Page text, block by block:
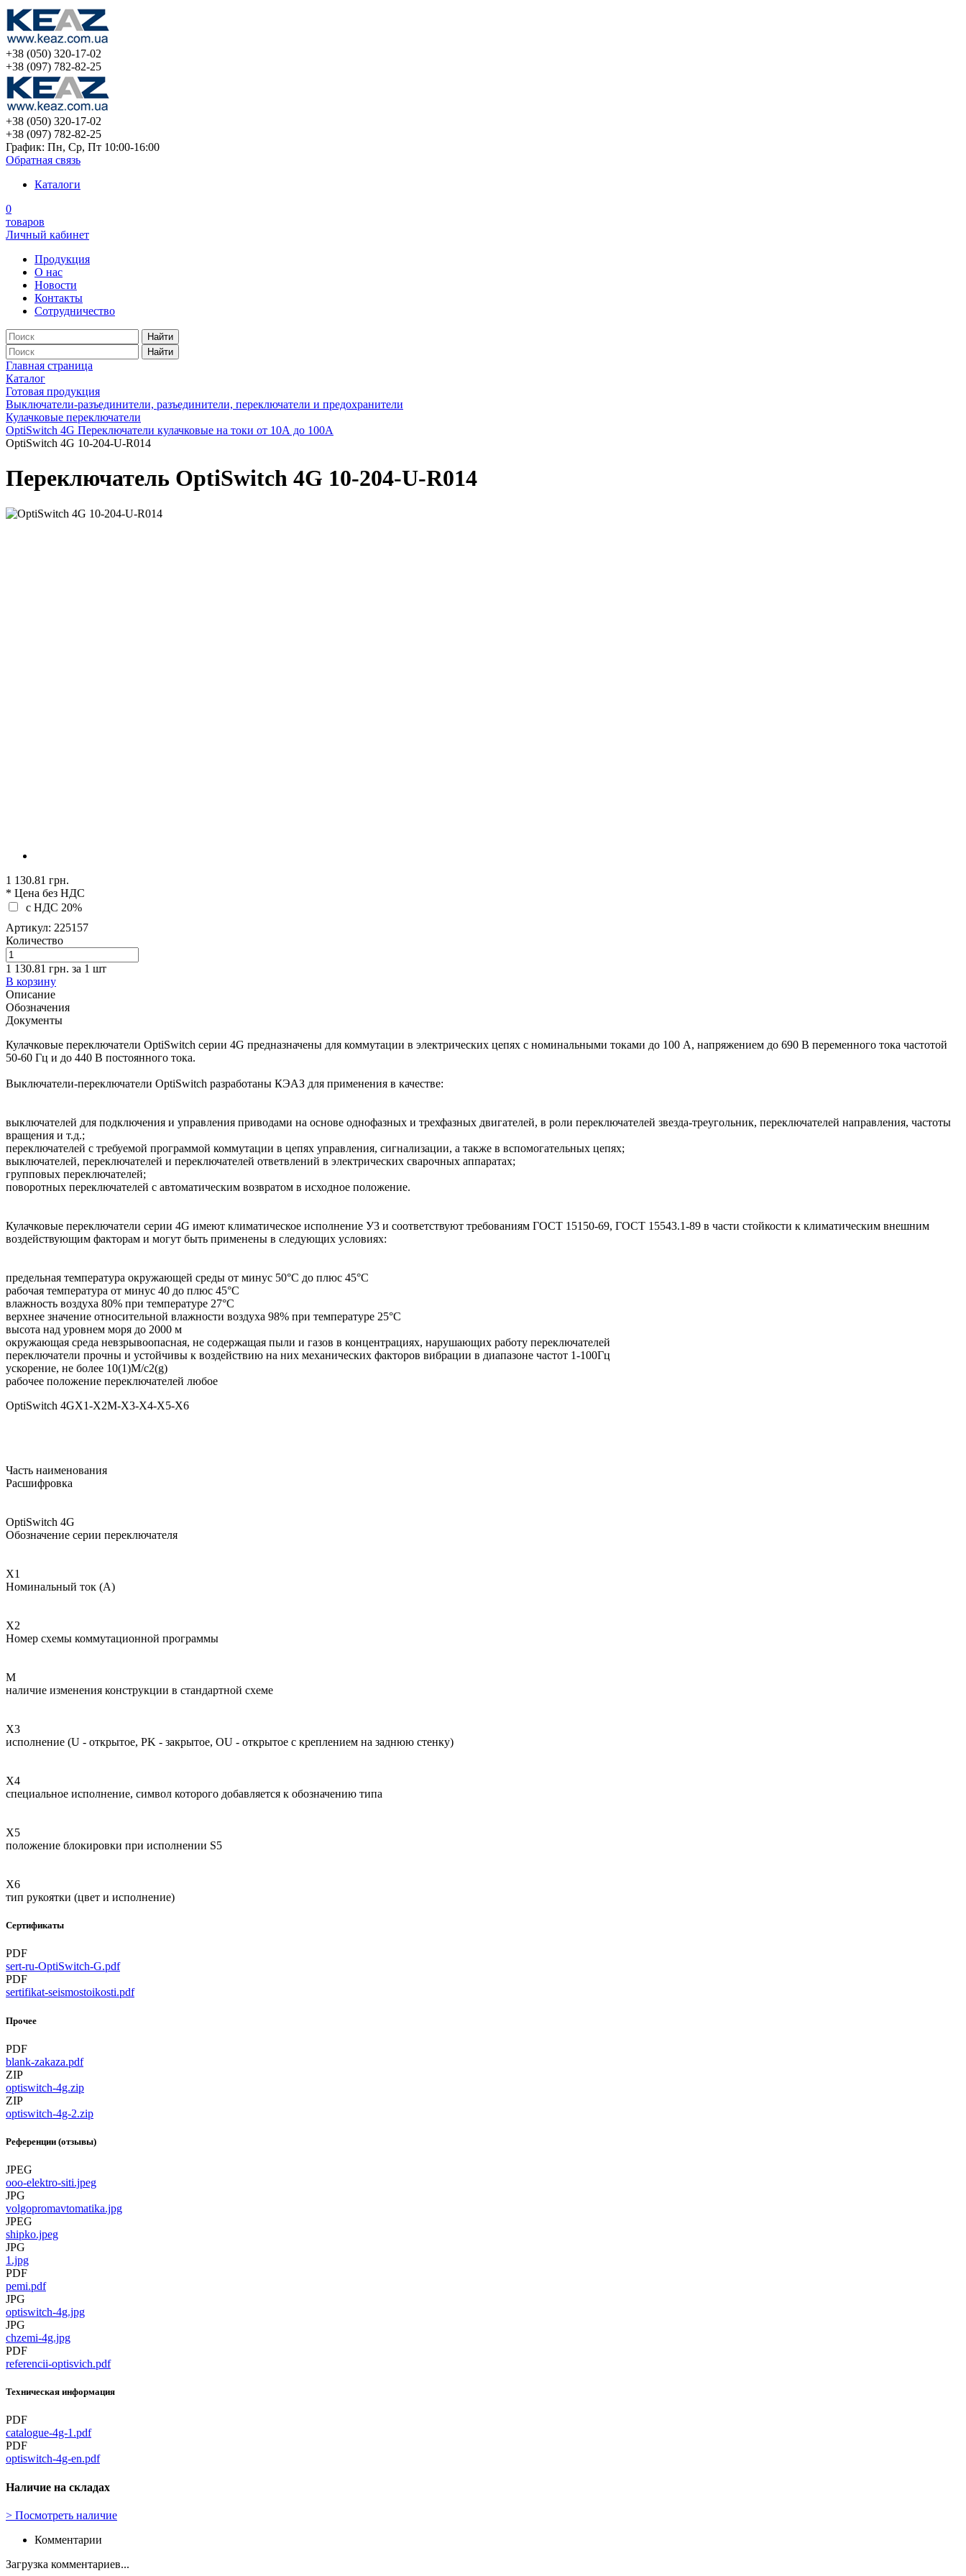
+38 (050) 320-17-02
+38 (097) 782-82-25
+38 (050) 320-17-02
+38 (097) 782-82-25
График: Пн, Ср, Пт 10:00-16:00
Обратная связь
Каталоги
0
товаров
Личный кабинет
Продукция
О нас
Новости
Контакты
Сотрудничество
Найти
Найти
Главная страница
Каталог
Готовая продукция
Выключатели-разъединители, разъединители, переключатели и предохранители
Кулачковые переключатели
OptiSwitch 4G Переключатели кулачковые на токи от 10А до 100А
OptiSwitch 4G 10-204-U-R014
Переключатель OptiSwitch 4G 10-204-U-R014
1 130.81 грн.
* Цена без НДС
c НДС 20%
Артикул: 225157
Количество
1 130.81 грн. за 1 шт
В корзину
Описание
Обозначения
Документы
Кулачковые переключатели OptiSwitch серии 4G предназначены для коммутации в электрических цепях с номинальными токами до 100 А, напряжением до 690 В переменного тока частотой
50-60 Гц и до 440 В постоянного тока.
Выключатели-переключатели OptiSwitch разработаны КЭАЗ для применения в качестве:
выключателей для подключения и управления приводами на основе однофазных и трехфазных двигателей, в роли переключателей звезда-треугольник, переключателей направления, частоты
вращения и т.д.;
переключателей с требуемой программой коммутации в цепях управления, сигнализации, а также в вспомогательных цепях;
выключателей, переключателей и переключателей ответвлений в электрических сварочных аппаратах;
групповых переключателей;
поворотных переключателей с автоматическим возвратом в исходное положение.
Кулачковые переключатели серии 4G имеют климатическое исполнение У3 и соответствуют требованиям ГОСТ 15150-69, ГОСТ 15543.1-89 в части стойкости к климатическим внешним
воздействующим факторам и могут быть применены в следующих условиях:
предельная температура окружающей среды от минус 50°С до плюс 45°С
рабочая температура от минус 40 до плюс 45°С
влажность воздуха 80% при температуре 27°С
верхнее значение относительной влажности воздуха 98% при температуре 25°С
высота над уровнем моря до 2000 м
окружающая среда невзрывоопасная, не содержащая пыли и газов в концентрациях, нарушающих работу переключателей
переключатели прочны и устойчивы к воздействию на них механических факторов вибрации в диапазоне частот 1-100Гц
ускорение, не более 10(1)М/с2(g)
рабочее положение переключателей любое
OptiSwitch 4GХ1-Х2M-Х3-Х4-Х5-Х6
Часть наименования
Расшифровка
OptiSwitch 4G
Обозначение серии переключателя
Х1
Номинальный ток (А)
Х2
Номер схемы коммутационной программы
M
наличие изменения конструкции в стандартной схеме
Х3
исполнение (U - открытое, PK - закрытое, OU - открытое с креплением на заднюю стенку)
Х4
специальное исполнение, символ которого добавляется к обозначению типа
Х5
положение блокировки при исполнении S5
Х6
тип рукоятки (цвет и исполнение)
Сертификаты
PDF
sert-ru-OptiSwitch-G.pdf
PDF
sertifikat-seismostoikosti.pdf
Прочее
PDF
blank-zakaza.pdf
ZIP
optiswitch-4g.zip
ZIP
optiswitch-4g-2.zip
Референции (отзывы)
JPEG
ooo-elektro-siti.jpeg
JPG
volgopromavtomatika.jpg
JPEG
shipko.jpeg
JPG
1.jpg
PDF
pemi.pdf
JPG
optiswitch-4g.jpg
JPG
chzemi-4g.jpg
PDF
referencii-optisvich.pdf
Техническая информация
PDF
catalogue-4g-1.pdf
PDF
optiswitch-4g-en.pdf
Наличие на складах
> Посмотреть наличие
Комментарии
Загрузка комментариев...